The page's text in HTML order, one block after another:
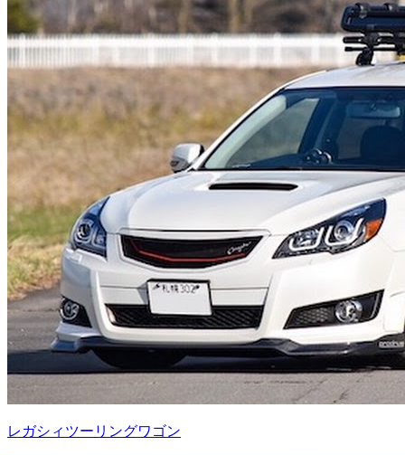
レガシィツーリングワゴン